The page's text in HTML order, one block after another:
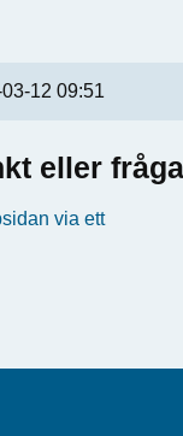
12 09:51
eller
via ett